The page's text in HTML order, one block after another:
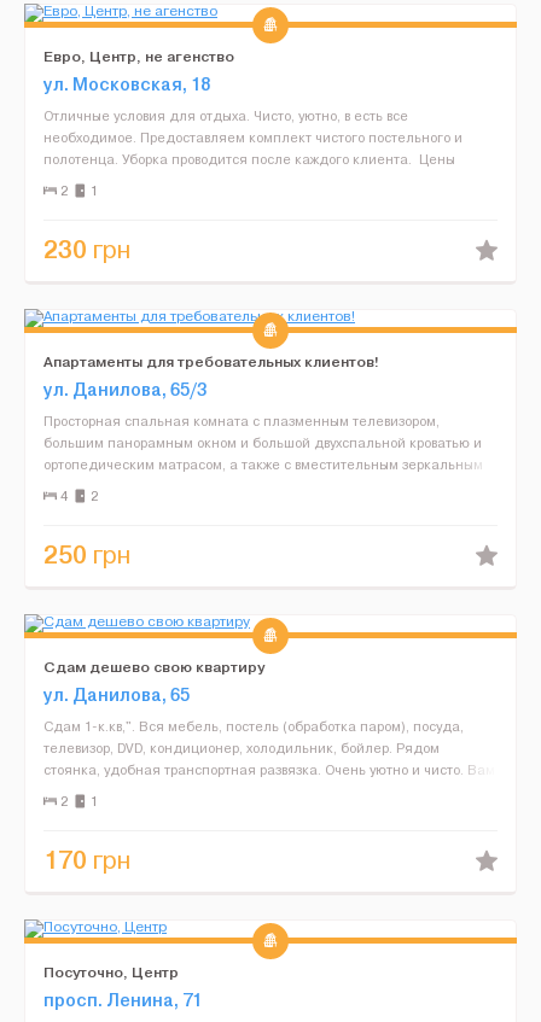
Евро, Центр, не агенство
ул. Московская, 18
Отличные условия для отдыха. Чисто, уютно, в есть все
необходимое. Предоставляем комплект чистого постельного и
полотенца. Уборка проводится после каждого клиента. Цены
уточняйте - зависит от времени нахождения, количества ч...
2 1
230 грн
Апартаменты для требовательных клиентов!
ул. Данилова, 65/3
Просторная спальная комната с плазменным телевизором,
большим панорамным окном и большой двухспальной кроватью и
ортопедическим матрасом, а также с вместительным зеркальным
шкафом-купе на всю стену. Вы сможете создавать себе настр...
4 2
250 грн
Сдам дешево свою квартиру
ул. Данилова, 65
Сдам 1-к.кв,". Вся мебель, постель (обработка паром), посуда,
телевизор, DVD, кондиционер, холодильник, бойлер. Рядом
стоянка, удобная транспортная развязка. Очень уютно и чисто. Вам
обязательно понравится. Звоните....
2 1
170 грн
Посуточно, Центр
просп. Ленина, 71